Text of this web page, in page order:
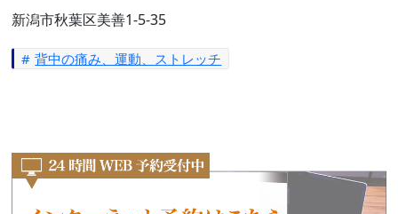
新潟市秋葉区美善1-5-35
背中の痛み、運動、ストレッチ